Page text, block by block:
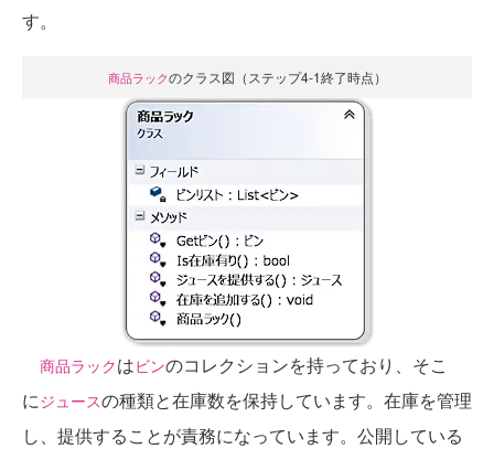
す。
商品ラックのクラス図（ステップ4-1終了時点）
商品ラックはビンのコレクションを持っており、そこ
にジュースの種類と在庫数を保持しています。在庫を管理
し、提供することが責務になっています。公開している